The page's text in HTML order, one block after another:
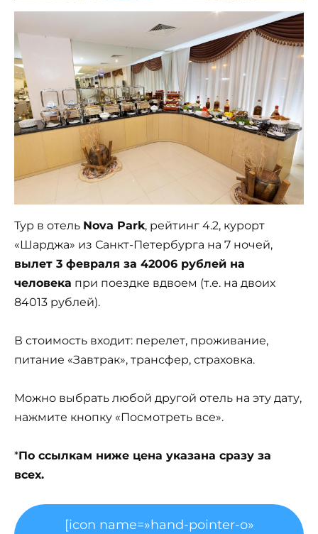
Тур в отель Nova Park, рейтинг 4.2, курорт
«Шарджа» из Санкт-Петербурга на 7 ночей,
вылет 3 февраля за 42006 рублей на
человека при поездке вдвоем (т.е. на двоих
84013 рублей).
В стоимость входит: перелет, проживание,
питание «Завтрак», трансфер, страховка.
Можно выбрать любой другой отель на эту дату,
нажмите кнопку «Посмотреть все».
*По ссылкам ниже цена указана сразу за
всех.
[icon name=»hand-pointer-o»